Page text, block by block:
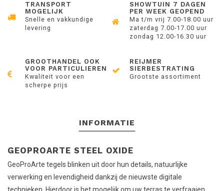
TRANSPORT
MOGELIJK
Snelle en vakkundige
levering
SHOWTUIN 7 DAGEN
PER WEEK GEOPEND
Ma t/m vrij 7.00-18.00 uur
zaterdag 7.00-17.00 uur
zondag 12.00-16.30 uur
GROOTHANDEL OOK
VOOR PARTICULIEREN
Kwaliteit voor een
scherpe prijs
REIJMER
SIERBESTRATING
Grootste assortiment
INFORMATIE
GEOPROARTE STEEL OXIDE
GeoProArte tegels blinken uit door hun details, natuurlijke
verwerking en levendigheid dankzij de nieuwste digitale